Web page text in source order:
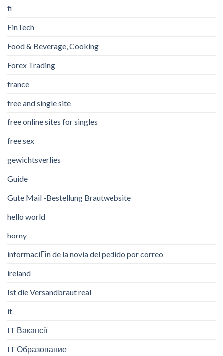
fi
FinTech
Food & Beverage, Cooking
Forex Trading
france
free and single site
free online sites for singles
free sex
gewichtsverlies
Guide
Gute Mail -Bestellung Brautwebsite
hello world
horny
informaciГіn de la novia del pedido por correo
ireland
Ist die Versandbraut real
it
IT Вакансії
IT Образование